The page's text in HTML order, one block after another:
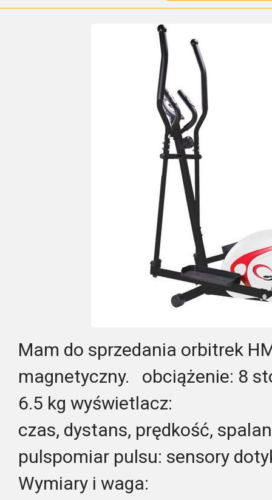
Mam do sprzedania orbitrek
magnetyczny. obciążenie: 8
6.5 kg wyświetlacz:
czas, dystans, prędkość,
pulspomiar pulsu: sensory
Wymiary i waga: